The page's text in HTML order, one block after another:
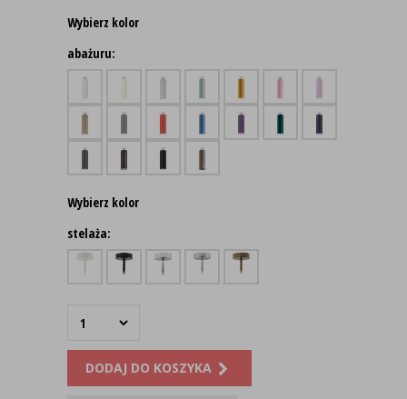
Wybierz kolor
abażuru:
Wybierz kolor
stelaża:
DODAJ DO KOSZYKA